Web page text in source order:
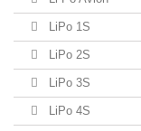
LiPo 1S
LiPo 2S
LiPo 3S
LiPo 4S